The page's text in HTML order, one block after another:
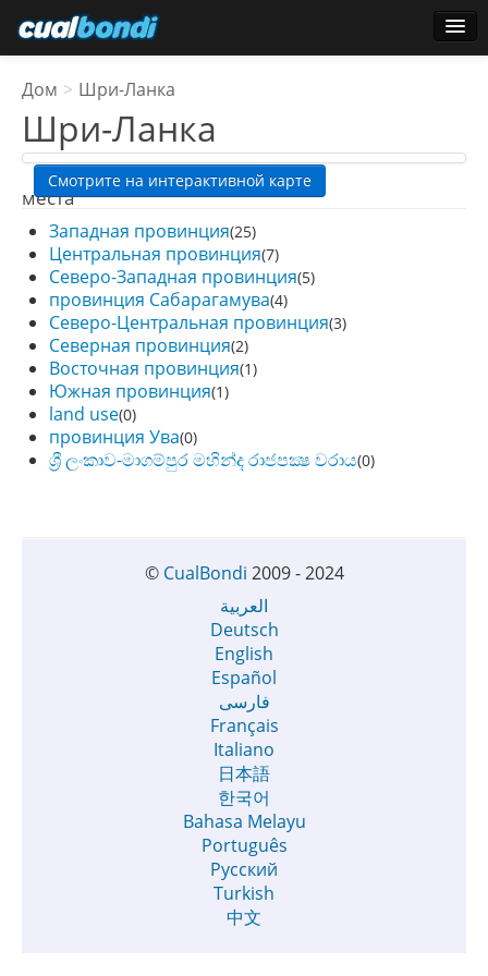
Звездные пользователи
Голосование
Дом > Шри-Ланка
Шри-Ланка
Смотрите на интерактивной карте
места
Западная провинция(25)
Центральная провинция(7)
Северо-Западная провинция(5)
провинция Сабарагамува(4)
Северо-Центральная провинция(3)
Северная провинция(2)
Восточная провинция(1)
Южная провинция(1)
land use(0)
провинция Ува(0)
ශ්‍රී ලංකාව-මාගම්පුර මහින්ද රාජපක්‍ෂ වරාය(0)
© CualBondi 2009 - 2024
العربية
Deutsch
English
Español
فارسی
Français
Italiano
日本語
한국어
Bahasa Melayu
Português
Русский
Turkish
中文